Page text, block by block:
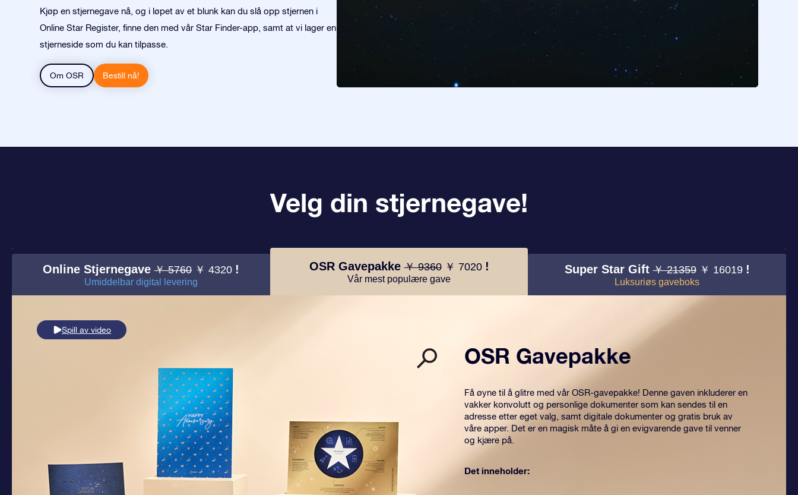
Kjøp en stjernegave nå, og i løpet av et blunk kan du slå opp stjernen i
Online Star Register, finne den med vår Star Finder-app, samt at vi lager en
stjerneside som du kan tilpasse.
Om OSR Bestill nå!
Velg din stjernegave!
Online Stjernegave￥ 5760 ￥ 4320 !
Umiddelbar digital levering
OSR Gavepakke￥ 9360 ￥ 7020 !
Vår mest populære gave
Super Star Gift￥ 21359 ￥ 16019 !
Luksuriøs gaveboks
Spill av video
OSR Gavepakke
Få øyne til å glitre med vår OSR-gavepakke! Denne gaven inkluderer en
vakker konvolutt og personlige dokumenter som kan sendes til en
adresse etter eget valg, samt digitale dokumenter og gratis bruk av
våre apper. Det er en magisk måte å gi en evigvarende gave til venner
og kjære på.
Det inneholder: